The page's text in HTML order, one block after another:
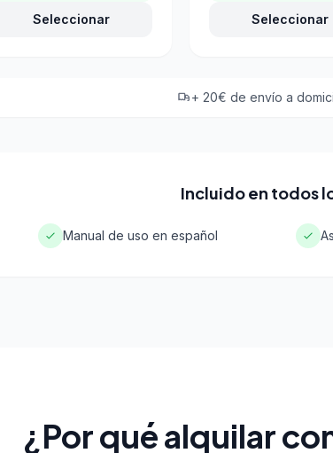
Seleccionar Seleccionar
+ 20€ de envío a
Incluido en todos
Manual de uso en español
¿Por qué alquilar